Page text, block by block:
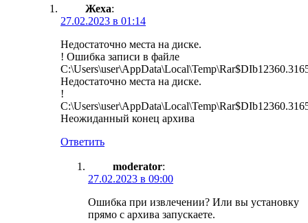
Жеха:
27.02.2023 в 01:14
Недостаточно места на диске.
! Ошибка записи в файле
Недостаточно места на диске.
!
Неожиданный конец архива
Ответить
moderator:
27.02.2023 в 09:00
Ошибка при извлечении? Или вы установку
прямо с архива запускаете.